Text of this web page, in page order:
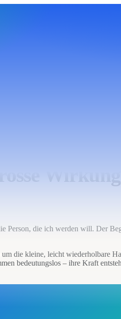
die ich werden will. Der
die kleine, leicht wiederholbare
bedeutungslos – ihre Kraft